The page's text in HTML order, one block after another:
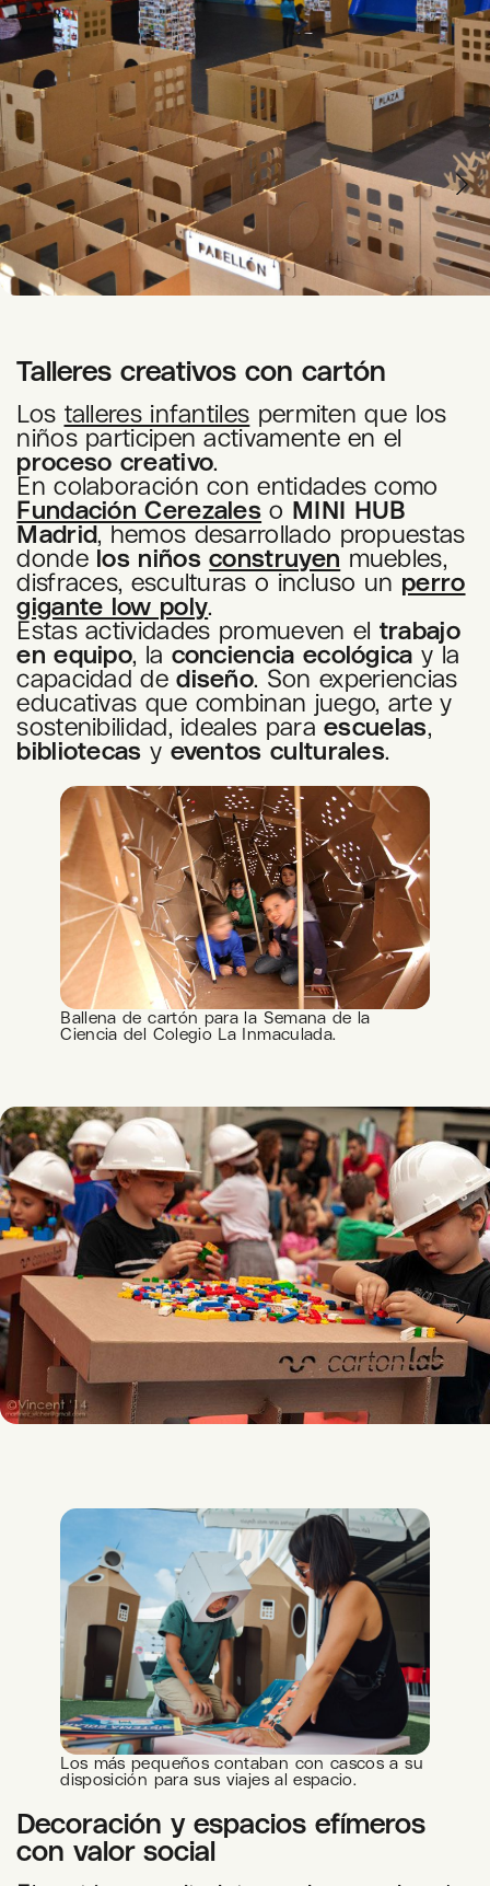
Talleres creativos con cartón
Los talleres infantiles permiten que los
niños participen activamente en el
proceso creativo.
En colaboración con entidades como
Fundación Cerezales o MINI HUB
Madrid, hemos desarrollado propuestas
dondelos niñosconstruyen muebles,
disfraces, esculturas o incluso un perro
gigante low poly.
Estas actividades promueven el trabajo
en equipo, la conciencia ecológica y la
capacidad dediseño. Son experiencias
educativas que combinan juego, arte y
sostenibilidad, ideales paraescuelas,
bibliotecas y eventos culturales.
Ballena de cartón para la Semana de la
Ciencia del Colegio La Inmaculada.
Los más pequeños contaban con cascos a su
disposición para sus viajes al espacio.
Decoración y espacios efímeros
con valor social